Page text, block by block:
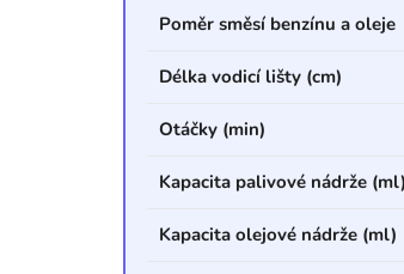
Poměr směsí benzínu a oleje
Délka vodicí lišty (cm)
Otáčky (min)
Kapacita palivové nádrže (ml)
Kapacita olejové nádrže (ml)